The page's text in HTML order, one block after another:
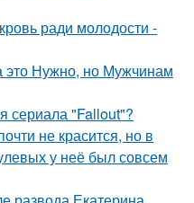
ради молодости -
это Нужно, но Мужчинам
сериала "Fallout"?
не красится, но в
у неё был совсем